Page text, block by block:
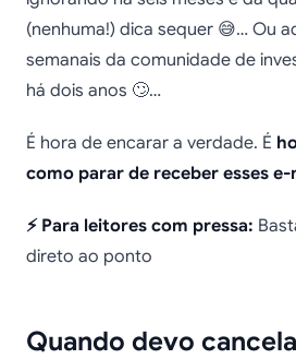
Gmail
(nenhuma!) dica sequer 😅… Ou
semanais da comunidade de
há dois anos 🙄…
É hora de encarar a verdade. É
como parar de receber esses e-
⚡ Para leitores com pressa:
direto ao ponto
Quando devo